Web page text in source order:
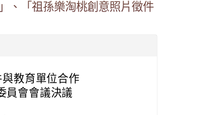
、「祖孫樂淘桃創意照片徵件
教育單位合作
員會會議決議